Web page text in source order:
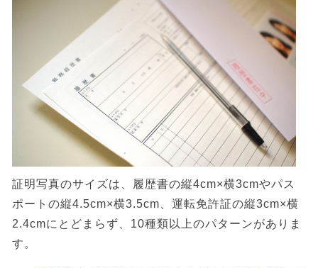
証明写真のサイズは、履歴書の縦4cm×横3cmやパス
ポートの縦4.5cm×横3.5cm、運転免許証の縦3cm×横
2.4cmにとどまらず、10種類以上のパターンがありま
す。